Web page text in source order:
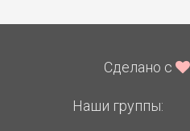
Сделано с
Наши группы: